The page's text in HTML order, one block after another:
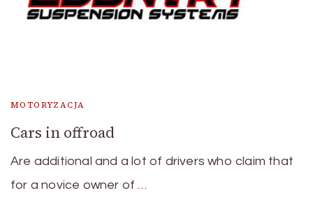
MOTORYZACJA
Cars in offroad
Are additional and a lot of drivers who claim that
for a novice owner of …